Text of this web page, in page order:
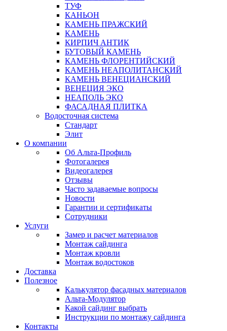
ТУФ
КАНЬОН
КАМЕНЬ ПРАЖСКИЙ
КАМЕНЬ
КИРПИЧ АНТИК
БУТОВЫЙ КАМЕНЬ
КАМЕНЬ ФЛОРЕНТИЙСКИЙ
КАМЕНЬ НЕАПОЛИТАНСКИЙ
КАМЕНЬ ВЕНЕЦИАНСКИЙ
ВЕНЕЦИЯ ЭКО
НЕАПОЛЬ ЭКО
ФАСАДНАЯ ПЛИТКА
Водосточная система
Стандарт
Элит
О компании
Об Альта-Профиль
Фотогалерея
Видеогалерея
Отзывы
Часто задаваемые вопросы
Новости
Гарантии и сертификаты
Сотрудники
Услуги
Замер и расчет материалов
Монтаж сайдинга
Монтаж кровли
Монтаж водостоков
Доставка
Полезное
Калькулятор фасадных материалов
Альта-Модулятор
Какой сайдинг выбрать
Инструкции по монтажу сайдинга
Контакты